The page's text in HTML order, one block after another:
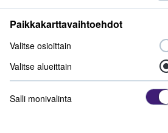
Paikkakarttavaihtoehdot
Valitse osioittain
Valitse alueittain
Salli monivalinta